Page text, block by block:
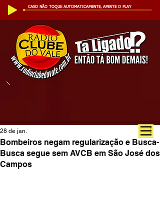
CASO NÃO TOQUE AUTOMATICAMENTE, APERTE O PLAY
Bombeiros negam regularização e Busca-
Busca segue sem AVCB em São José dos
Campos
28 de jan.